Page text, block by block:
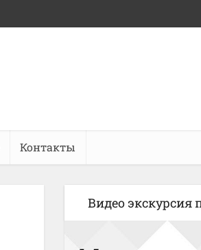
Контакты
Видео экскурсия